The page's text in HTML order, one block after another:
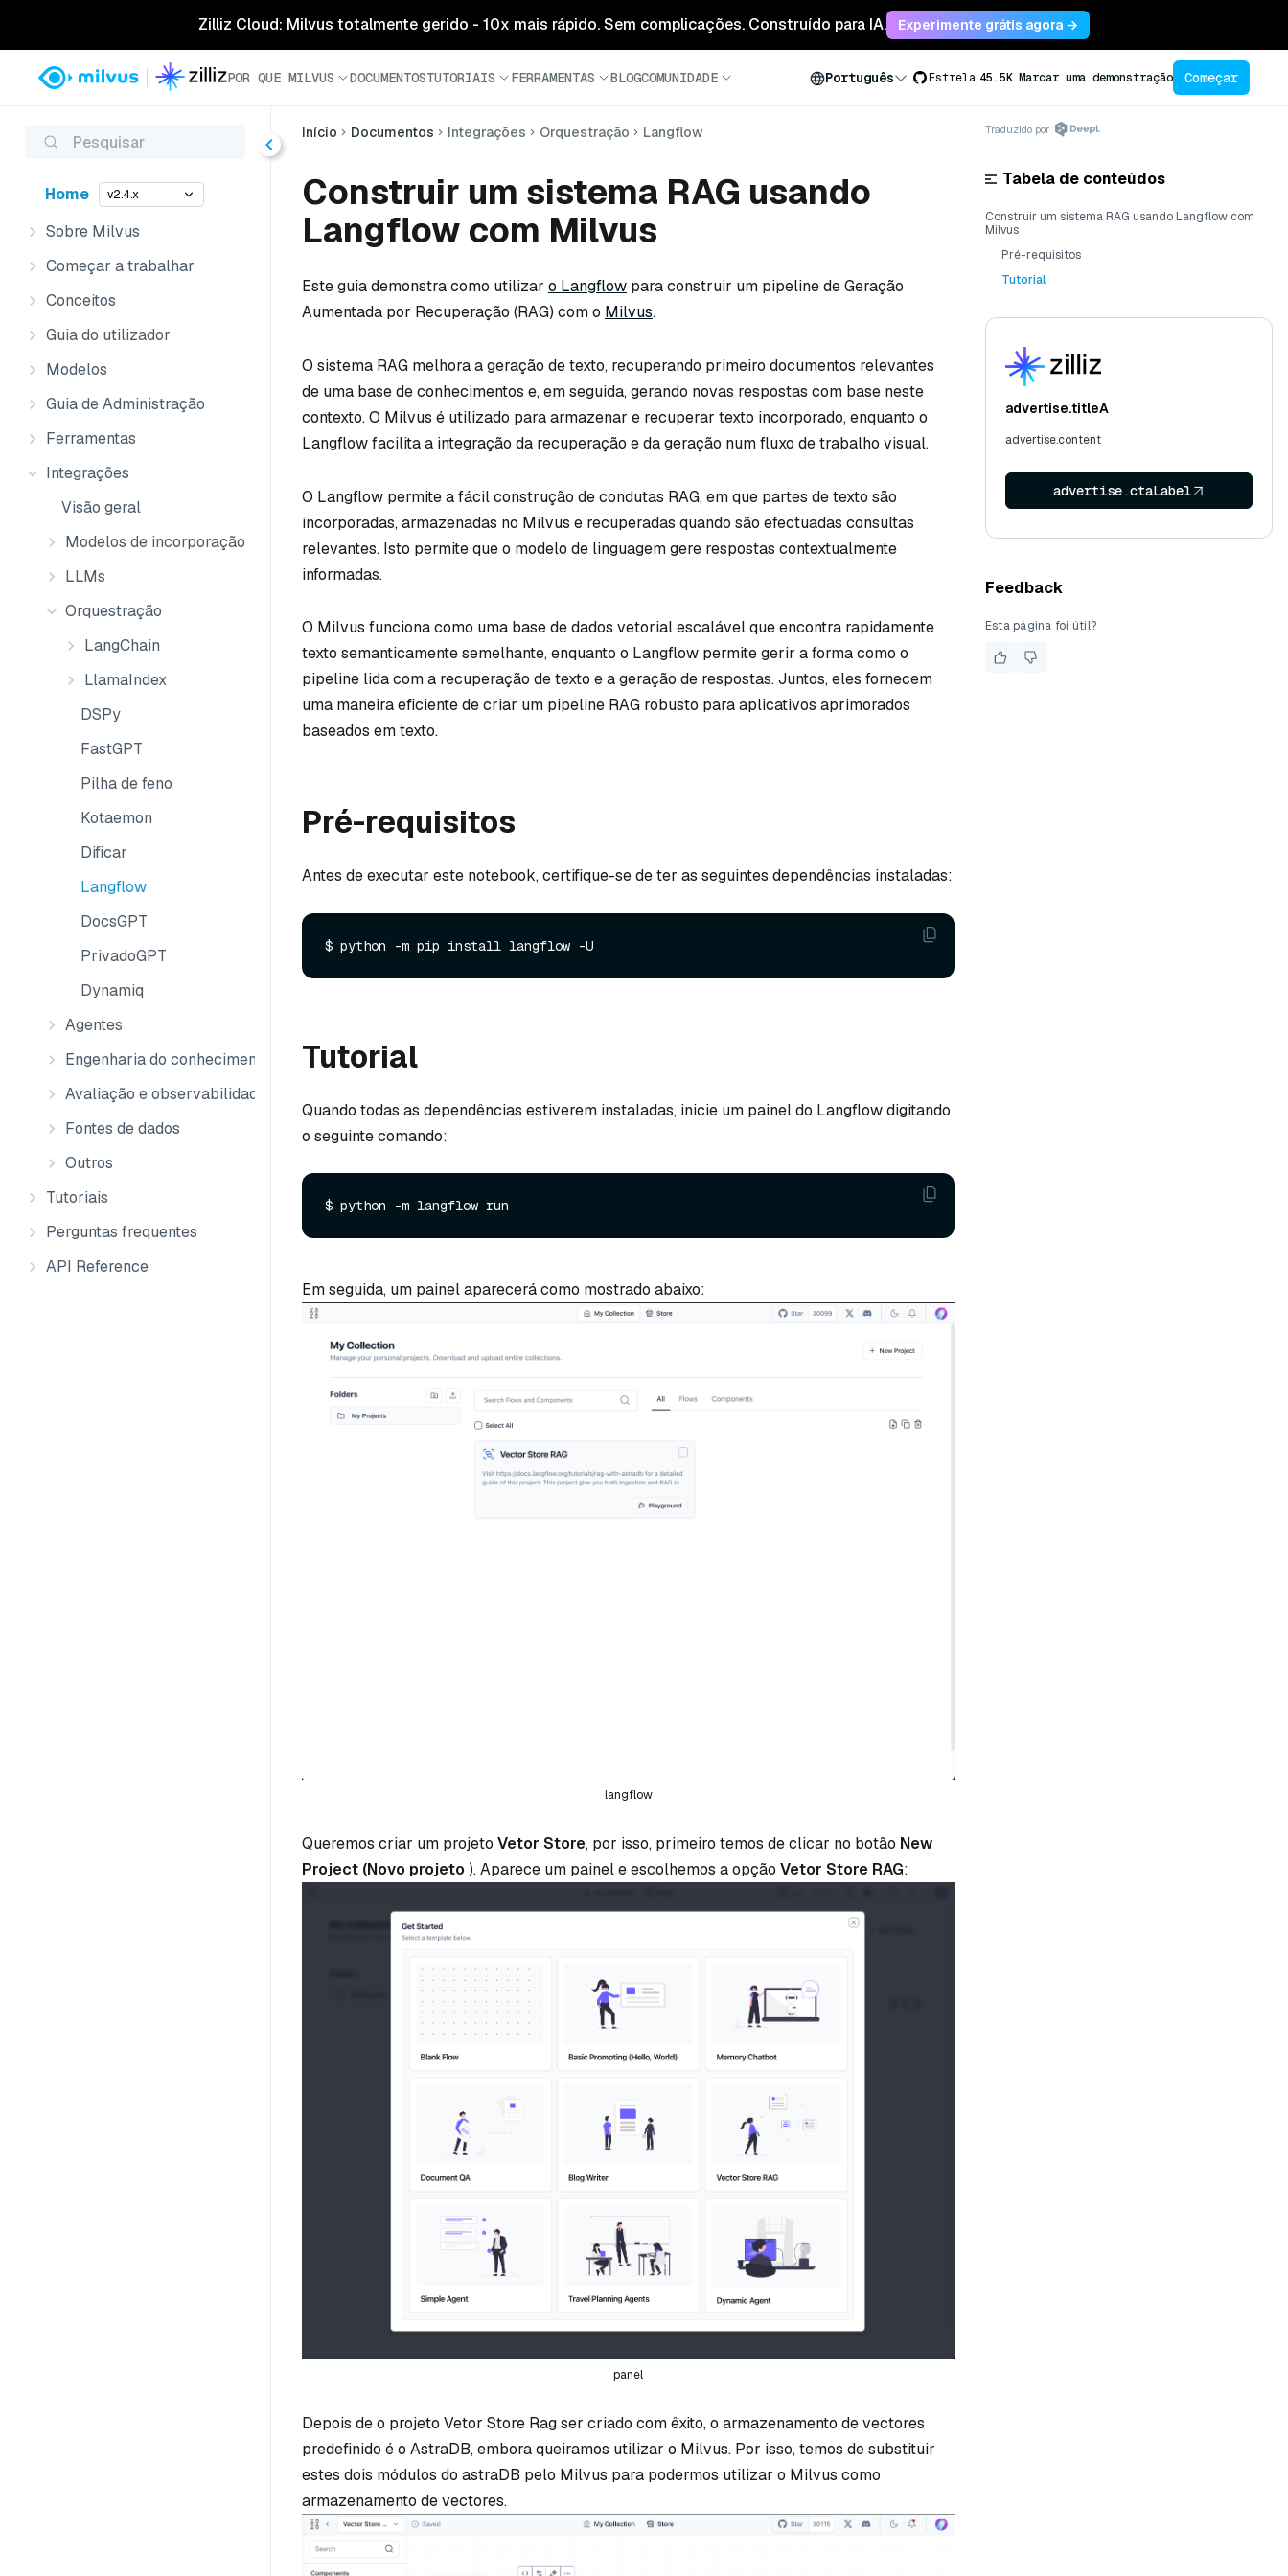
Zilliz Cloud: Milvus totalmente gerido - 10x mais rápido. Sem complicações. Construído para IA. Experimente grátis agora →
POR QUE MILVUS DOCUMENTOSTUTORIAIS FERRAMENTAS BLOGCOMUNIDADE Português Estrela 45.5K Marcar uma demonstração Começar
Pesquisar
Home v2.4.x
Sobre Milvus
Começar a trabalhar
Conceitos
Guia do utilizador
Modelos
Guia de Administração
Ferramentas
Integrações
Visão geral
Modelos de incorporação
LLMs
Orquestração
LangChain
LlamaIndex
DSPy
FastGPT
Pilha de feno
Kotaemon
Dificar
Langflow
DocsGPT
PrivadoGPT
Dynamiq
Agentes
Engenharia do conhecimento
Avaliação e observabilidade
Fontes de dados
Outros
Tutoriais
Perguntas frequentes
API Reference
Início Documentos Integrações Orquestração Langflow
Construir um sistema RAG usando
Langflow com Milvus
Este guia demonstra como utilizar o Langflow para construir um pipeline de Geração
Aumentada por Recuperação (RAG) com o Milvus.
O sistema RAG melhora a geração de texto, recuperando primeiro documentos relevantes
de uma base de conhecimentos e, em seguida, gerando novas respostas com base neste
contexto. O Milvus é utilizado para armazenar e recuperar texto incorporado, enquanto o
Langflow facilita a integração da recuperação e da geração num fluxo de trabalho visual.
O Langflow permite a fácil construção de condutas RAG, em que partes de texto são
incorporadas, armazenadas no Milvus e recuperadas quando são efectuadas consultas
relevantes. Isto permite que o modelo de linguagem gere respostas contextualmente
informadas.
O Milvus funciona como uma base de dados vetorial escalável que encontra rapidamente
texto semanticamente semelhante, enquanto o Langflow permite gerir a forma como o
pipeline lida com a recuperação de texto e a geração de respostas. Juntos, eles fornecem
uma maneira eficiente de criar um pipeline RAG robusto para aplicativos aprimorados
baseados em texto.
Pré-requisitos
Antes de executar este notebook, certifique-se de ter as seguintes dependências instaladas:
Tutorial
Quando todas as dependências estiverem instaladas, inicie um painel do Langflow digitando
o seguinte comando:
Em seguida, um painel aparecerá como mostrado abaixo:
langflow
Queremos criar um projeto Vetor Store, por isso, primeiro temos de clicar no botão New
Project (Novo projeto ). Aparece um painel e escolhemos a opção Vetor Store RAG:
panel
Depois de o projeto Vetor Store Rag ser criado com êxito, o armazenamento de vectores
predefinido é o AstraDB, embora queiramos utilizar o Milvus. Por isso, temos de substituir
estes dois módulos do astraDB pelo Milvus para podermos utilizar o Milvus como
armazenamento de vectores.
Traduzido por
Tabela de conteúdos
Construir um sistema RAG usando Langflow com
Milvus
Pré-requisitos
Tutorial
advertise.titleA
advertise.content
advertise.ctaLabel
Feedback
Esta página foi útil?